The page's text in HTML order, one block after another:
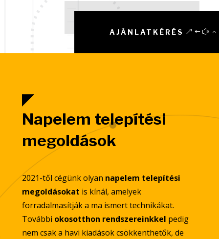
AJÁNLATKÉRÉS
Napelem telepítési
megoldások
2021-től cégünk olyan napelem telepítési
megoldásokat is kínál, amelyek
forradalmasítják a ma ismert technikákat.
További okosotthon rendszereinkkel pedig
nem csak a havi kiadások csökkenthetők, de